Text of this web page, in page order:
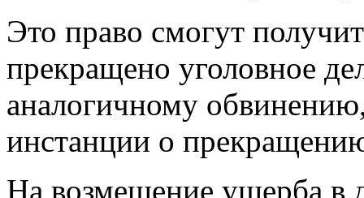
Это право смогут
прекращено уголовное
аналогичному
инстанции о
На возмещение ущерба в